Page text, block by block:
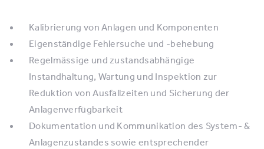
Kalibrierung von Anlagen und Komponenten
Eigenständige Fehlersuche und -behebung
Regelmässige und zustandsabhängige
Instandhaltung, Wartung und Inspektion zur
Reduktion von Ausfallzeiten und Sicherung der
Anlagenverfügbarkeit
Dokumentation und Kommunikation des System- &
Anlagenzustandes sowie entsprechender